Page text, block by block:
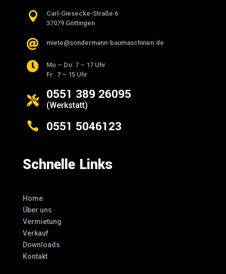

Carl-Giesecke-Straße 6
37079 Göttingen
 miete@sondermann-baumaschinen.de

Mo – Do: 7 – 17 Uhr
Fr: 7 – 15 Uhr
 0551 389 26095
(Werkstatt)
 0551 5046123
Schnelle Links
Home
Über uns
Vermietung
Verkauf
Downloads
Kontakt